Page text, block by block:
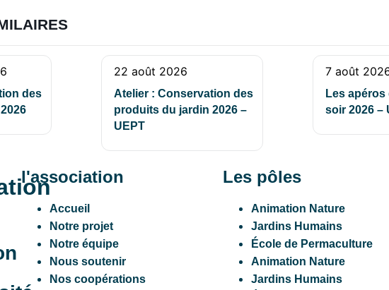
des
22 août 2026
Atelier : Conservation des
produits du jardin 2026 –
UEPT
7 août
Les
soir 2026 –
l'association
Accueil
Notre projet
Notre équipe
Nous soutenir
Nos coopérations
Les pôles
Animation Nature
Jardins Humains
École de Permaculture
Animation Nature
Jardins Humains